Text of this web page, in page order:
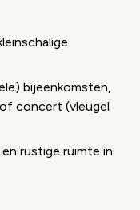
bijeenkomsten,
concert (vleugel
rustige ruimte in